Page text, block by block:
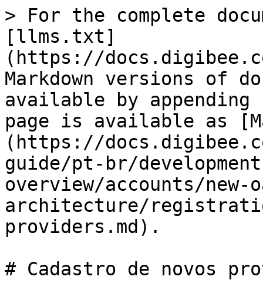
> For the complete
[llms.txt]
(https://
Markdown versions of
available by
page is available as
(https://
guide/pt-br/
overview/accounts/new-
architecture/
providers.md).
# Cadastro de novos